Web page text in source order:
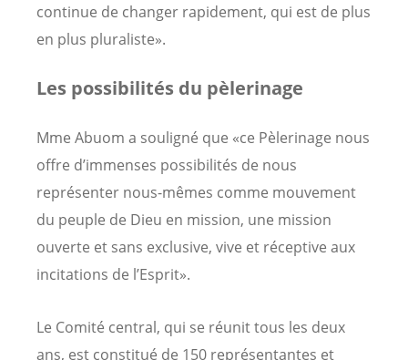
continue de changer rapidement, qui est de plus
en plus pluraliste».
Les possibilités du pèlerinage
Mme Abuom a souligné que «ce Pèlerinage nous
offre d’immenses possibilités de nous
représenter nous-mêmes comme mouvement
du peuple de Dieu en mission, une mission
ouverte et sans exclusive, vive et réceptive aux
incitations de l’Esprit».
Le Comité central, qui se réunit tous les deux
ans, est constitué de 150 représentantes et